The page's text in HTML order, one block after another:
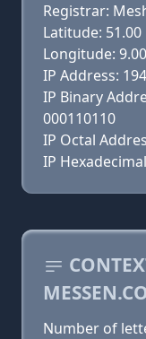
Registrar:
Latitude: 51.00
Longitude: 9.00
IP Address:
IP Binary
000110110
IP Octal
IP
Number of